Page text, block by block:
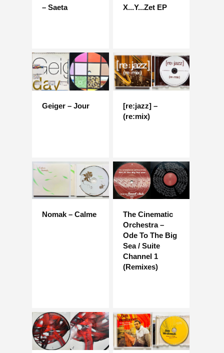
– Saeta
X...Y...Zet EP
Geiger – Jour
[re:jazz] –
(re:mix)
Nomak – Calme
The Cinematic
Orchestra –
Ode To The Big
Sea / Suite
Channel 1
(Remixes)